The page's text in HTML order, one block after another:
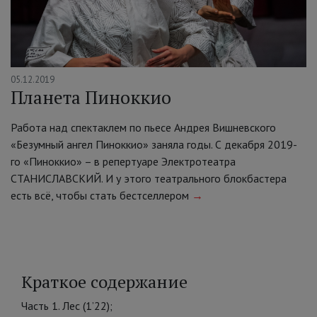
05.12.2019
Планета Пиноккио
Работа над спектаклем по пьесе Андрея Вишневского
«Безумный ангел Пиноккио» заняла годы. С декабря 2019-
го «Пиноккио» – в репертуаре Электротеатра
СТАНИСЛАВСКИЙ. И у этого театрального блокбастера
есть всё, чтобы стать бестселлером →
Краткое содержание
Часть 1. Лес (1’22);